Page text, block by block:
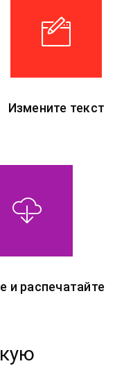
Измените текст
и распечатайте